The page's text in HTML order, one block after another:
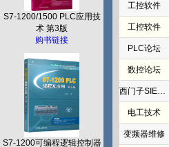
S7-1200/1500 PLC应用技
术 第3版
购书链接
S7-1200可编程逻辑控制器
工控软件
工控软件
PLC论坛
数控论坛
西门子SIEMENS
电工技术
变频器维修